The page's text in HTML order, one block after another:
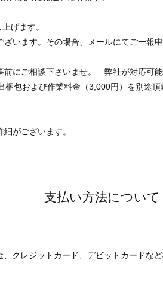
げます。
います。その場合、メールにてご一報申
にご相談下さいませ。 弊社が対応可
梱包および作業料金（3,000円）を別途
がございます。
支払い方法について
クレジットカード、デビットカードな